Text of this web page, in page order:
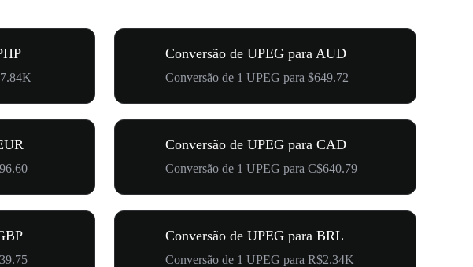
Conversão de UPEG para AUD
Conversão de 1 UPEG para $649.72
Conversão de UPEG para CAD
Conversão de 1 UPEG para C$640.79
Conversão de UPEG para BRL
Conversão de 1 UPEG para R$2.34K